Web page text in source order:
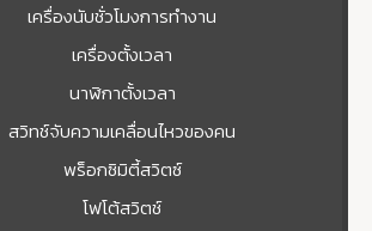
เครื่องนับชั่วโมงการทำงาน
เครื่องตั้งเวลา
นาฬิกาตั้งเวลา
สวิทช์จับความเคลื่อนไหวของคน
พร็อกซิมิตี้สวิตซ์
โฟโต้สวิตช์